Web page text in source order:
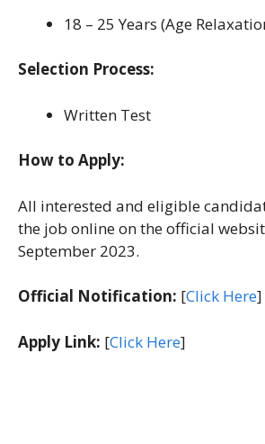
18 – 25 Years (Age
Selection Process:
Written Test
How to Apply:
All interested and eligible
the job online on the official
September 2023.
Official Notification: [Click Here]
Apply Link: [Click Here]